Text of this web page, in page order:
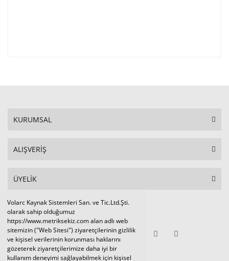
Volarc Kaynak Sistemleri San. ve Tic.Ltd.Şti.
olarak sahip olduğumuz
https://www.metriksekiz.com alan adlı web
sitemizin ("Web Sitesi") ziyaretçilerinin gizlilik
ve kişisel verilerinin korunması haklarını
gözeterek ziyaretçilerimize daha iyi bir
kullanım deneyimi sağlayabilmek için kişisel
KURUMSAL
ALIŞVERİŞ
ÜYELİK
E-BÜLTEN